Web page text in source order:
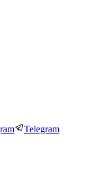
Telegram